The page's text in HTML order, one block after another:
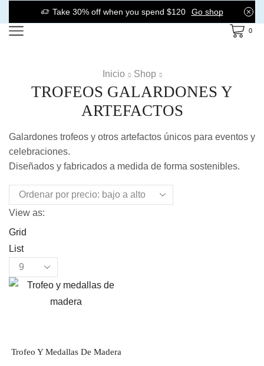
Take 30% off when you spend $120 Go shop
0
Inicio Shop
TROFEOS GALARDONES Y
ARTEFACTOS
Galardones trofeos y otros artefactos únicos para eventos y
celebraciones.
Diseñados y fabricados a medida de forma sostenibles.
View as:
Grid
List
Products
per
Trofeo Y Medallas De Madera